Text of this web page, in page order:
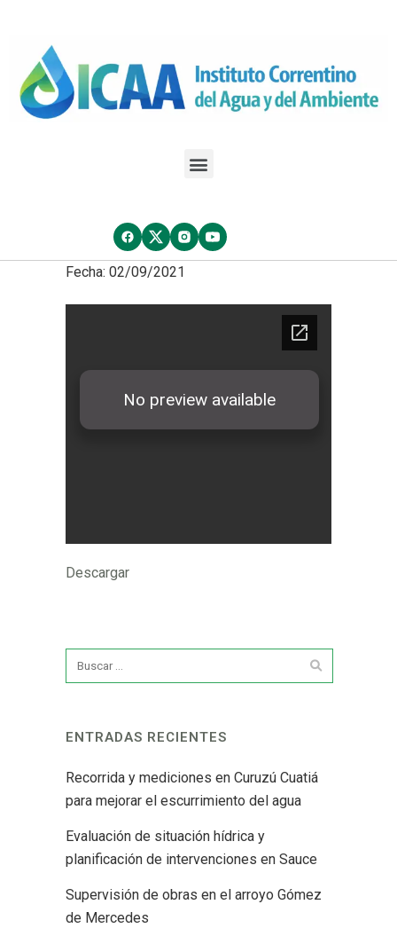
Fecha: 02/09/2021
Descargar
ENTRADAS RECIENTES
Recorrida y mediciones en Curuzú Cuatiá
para mejorar el escurrimiento del agua
Evaluación de situación hídrica y
planificación de intervenciones en Sauce
Supervisión de obras en el arroyo Gómez
de Mercedes